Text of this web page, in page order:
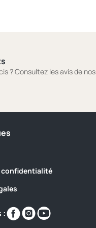
? Consultez les avis de nos
confidentialité
:
Retrouvez-
nous
Retrouvez-
nous